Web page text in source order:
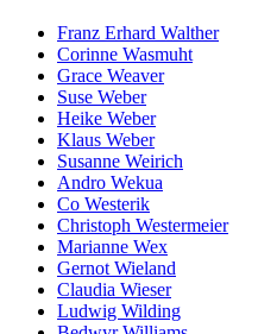
Franz Erhard Walther
Corinne Wasmuht
Grace Weaver
Suse Weber
Heike Weber
Klaus Weber
Susanne Weirich
Andro Wekua
Co Westerik
Christoph Westermeier
Marianne Wex
Gernot Wieland
Claudia Wieser
Ludwig Wilding